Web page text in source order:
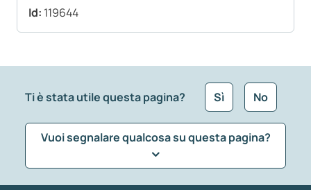
Id: 119644
Ti è stata utile questa pagina? Sì No
Vuoi segnalare qualcosa su questa pagina?